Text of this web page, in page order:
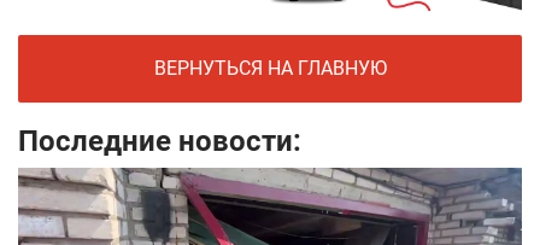
ВЕРНУТЬСЯ НА ГЛАВНУЮ
Последние новости: